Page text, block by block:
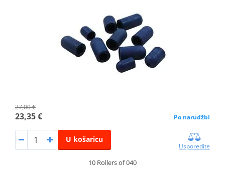
27,00 €
23,35 € Po narudžbi
U košaricu
Usporedite
10 Rollers of 040